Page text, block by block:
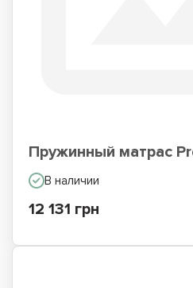
Пружинный матрас
В наличии
12 131 грн